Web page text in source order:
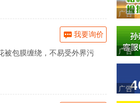
被包膜缠绕，不易受外界污
我要询价
广告
广告
广告